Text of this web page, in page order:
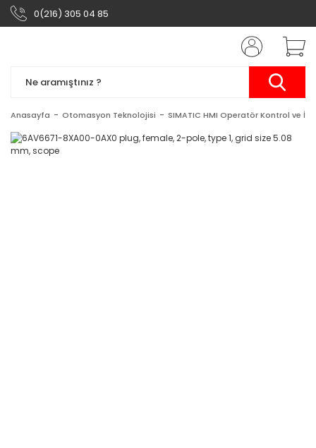
0(216) 305 04 85
Anasayfa Otomasyon Teknolojisi SIMATIC HMI Operatör Kontrol ve